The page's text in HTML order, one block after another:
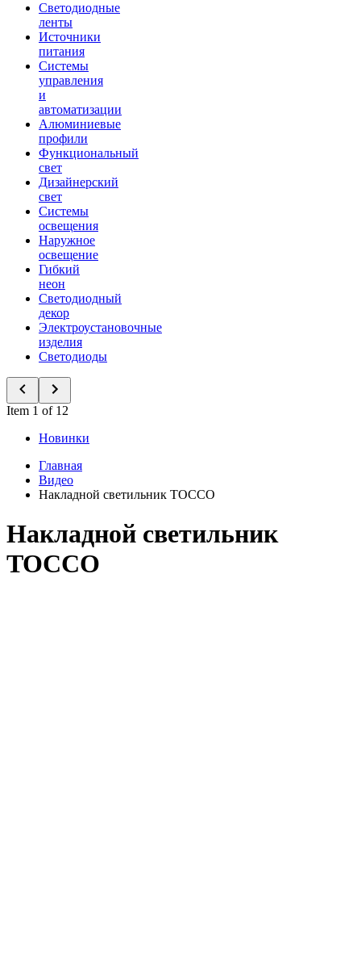
Светодиодные
ленты
Источники
питания
Системы
управления
и
автоматизации
Алюминиевые
профили
Функциональный
свет
Дизайнерский
свет
Системы
освещения
Наружное
освещение
Гибкий
неон
Светодиодный
декор
Электроустановочные
изделия
Светодиоды
Item 1 of 12
Новинки
Главная
Видео
Накладной светильник TOCCO
Накладной светильник
TOCCO